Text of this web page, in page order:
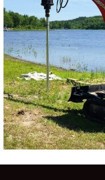
soutènement et
terme.